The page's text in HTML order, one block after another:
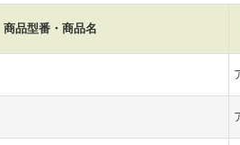
商品型番・商品名